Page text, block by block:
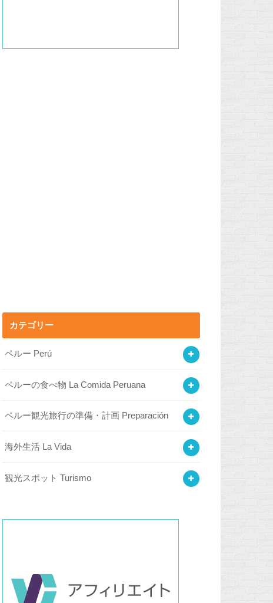
カテゴリー
ペルー Perú
ペルーの食べ物 La Comida Peruana
ペルー観光旅行の準備・計画 Preparación
海外生活 La Vida
観光スポット Turismo